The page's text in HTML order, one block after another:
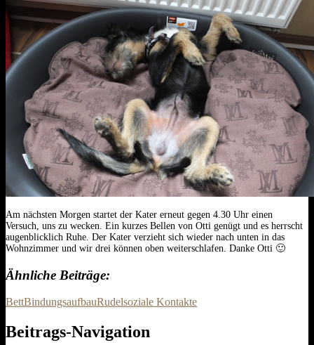
Am nächsten Morgen startet der Kater erneut gegen 4.30 Uhr einen
Versuch, uns zu wecken. Ein kurzes Bellen von Otti genügt und es herrscht
augenblicklich Ruhe. Der Kater verzieht sich wieder nach unten in das
Wohnzimmer und wir drei können oben weiterschlafen. Danke Otti 🙂
Ähnliche Beiträge
BettBindungsaufbauRudelsoziale Kontakte
Beitrags-Navigation